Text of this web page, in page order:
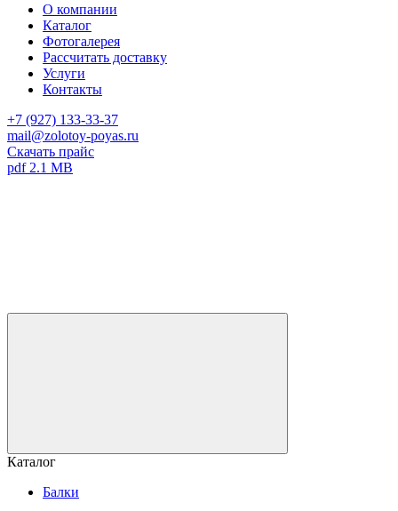
О компании
Каталог
Фотогалерея
Рассчитать доставку
Услуги
Контакты
+7 (927) 133-33-37
mail@zolotoy-poyas.ru
Скачать прайс
pdf 2.1 MB
Каталог
Балки